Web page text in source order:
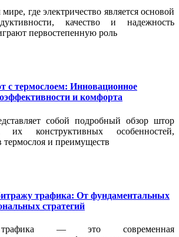
где электричество является основой
качество и надежность
первостепенную роль
с термослоем: Инновационное
и комфорта
собой подробный обзор штор
их конструктивных особенностей,
термослоя и преимуществ
трафика: От фундаментальных
стратегий
— это современная